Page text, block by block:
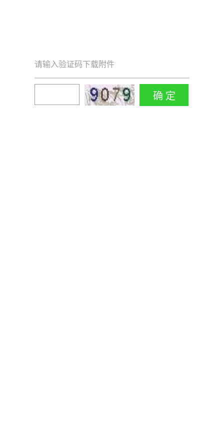
请输入验证码下载附件